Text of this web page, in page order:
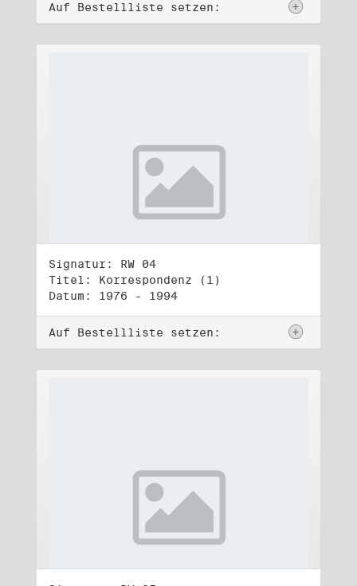
Auf Bestellliste setzen:
Signatur: RW 04
Titel: Korrespondenz (1)
Datum: 1976 - 1994
Auf Bestellliste setzen: